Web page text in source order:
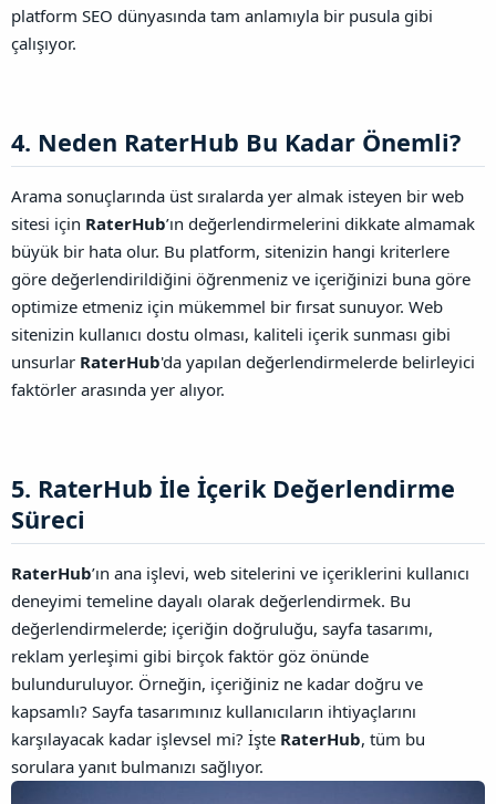
platform SEO dünyasında tam anlamıyla bir pusula gibi
çalışıyor.
4. Neden RaterHub Bu Kadar Önemli?​
Arama sonuçlarında üst sıralarda yer almak isteyen bir web
sitesi için RaterHub’ın değerlendirmelerini dikkate almamak
büyük bir hata olur. Bu platform, sitenizin hangi kriterlere
göre değerlendirildiğini öğrenmeniz ve içeriğinizi buna göre
optimize etmeniz için mükemmel bir fırsat sunuyor. Web
sitenizin kullanıcı dostu olması, kaliteli içerik sunması gibi
unsurlar RaterHub'da yapılan değerlendirmelerde belirleyici
faktörler arasında yer alıyor.
5. RaterHub İle İçerik Değerlendirme
Süreci​
RaterHub’ın ana işlevi, web sitelerini ve içeriklerini kullanıcı
deneyimi temeline dayalı olarak değerlendirmek. Bu
değerlendirmelerde; içeriğin doğruluğu, sayfa tasarımı,
reklam yerleşimi gibi birçok faktör göz önünde
bulunduruluyor. Örneğin, içeriğiniz ne kadar doğru ve
kapsamlı? Sayfa tasarımınız kullanıcıların ihtiyaçlarını
karşılayacak kadar işlevsel mi? İşte RaterHub, tüm bu
sorulara yanıt bulmanızı sağlıyor.